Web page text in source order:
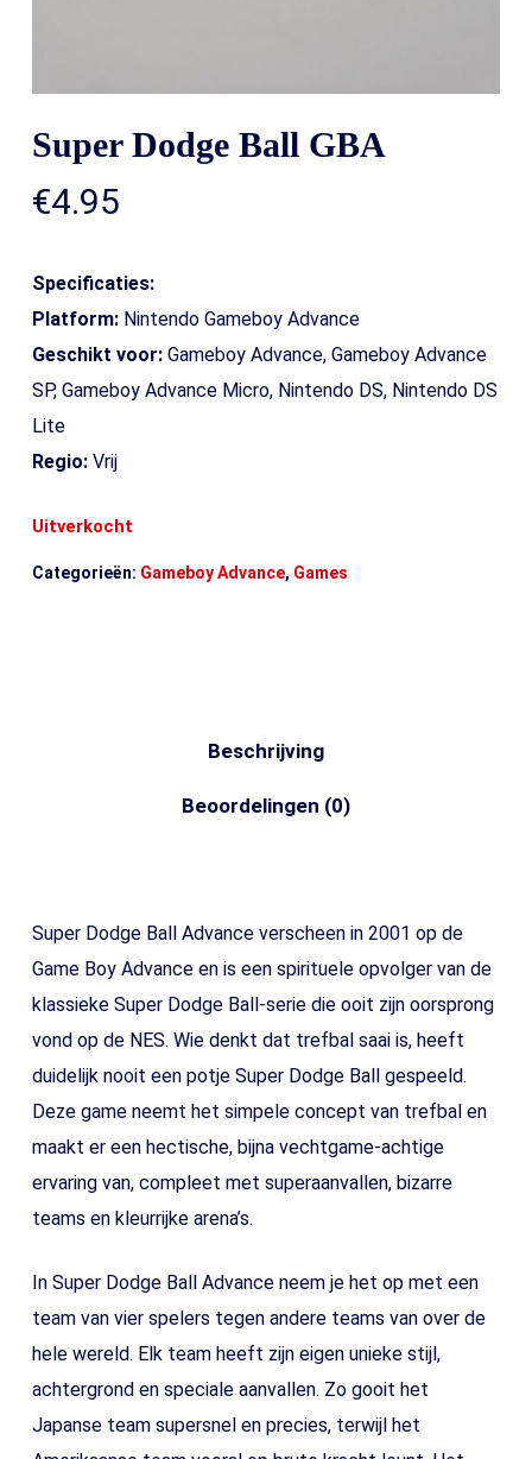
Super Dodge Ball GBA
€4.95
Specificaties:
Platform:Nintendo Gameboy Advance
Geschikt voor:Gameboy Advance, Gameboy Advance
SP, Gameboy Advance Micro, Nintendo DS, Nintendo DS
Lite
Regio:Vrij
Uitverkocht
Categorieën: Gameboy Advance, Games
Beschrijving
Beoordelingen (0)
Super Dodge Ball Advance verscheen in 2001 op de
Game Boy Advance en is een spirituele opvolger van de
klassieke Super Dodge Ball-serie die ooit zijn oorsprong
vond op de NES. Wie denkt dat trefbal saai is, heeft
duidelijk nooit een potje Super Dodge Ball gespeeld.
Deze game neemt het simpele concept van trefbal en
maakt er een hectische, bijna vechtgame-achtige
ervaring van, compleet met superaanvallen, bizarre
teams en kleurrijke arena’s.
In Super Dodge Ball Advance neem je het op met een
team van vier spelers tegen andere teams van over de
hele wereld. Elk team heeft zijn eigen unieke stijl,
achtergrond en speciale aanvallen. Zo gooit het
Japanse team supersnel en precies, terwijl het